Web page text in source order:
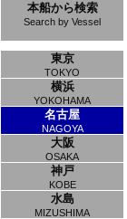
本船から検索
Search by Vessel
東京
TOKYO
横浜
YOKOHAMA
名古屋
NAGOYA
大阪
OSAKA
神戸
KOBE
水島
MIZUSHIMA